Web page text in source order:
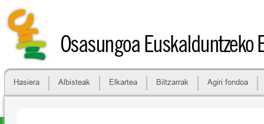
Osasungoa Euskalduntzeko
Hasiera Albisteak Elkartea Biltzarrak Agiri fondoa